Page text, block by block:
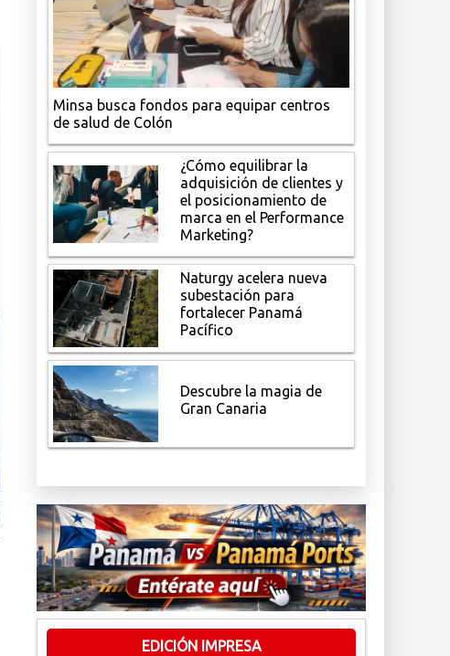
Minsa busca fondos para equipar centros
de salud de Colón
¿Cómo equilibrar la
adquisición de clientes y
el posicionamiento de
marca en el Performance
Marketing?
Naturgy acelera nueva
subestación para
fortalecer Panamá
Pacífico
Descubre la magia de
Gran Canaria
EDICIÓN IMPRESA